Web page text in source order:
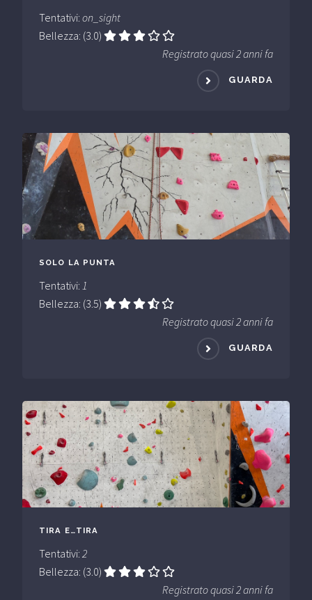
Tentativi: on_sight
Bellezza: (3.0)
Registrato quasi 2 anni fa
GUARDA
SOLO LA PUNTA
Tentativi: 1
Bellezza: (3.5)
Registrato quasi 2 anni fa
GUARDA
TIRA E…TIRA
Tentativi: 2
Bellezza: (3.0)
Registrato quasi 2 anni fa